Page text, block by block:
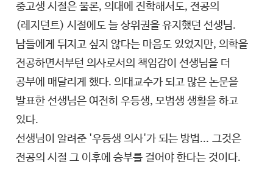
중고생 시절은 물론, 의대에 진학해서도, 전공의
(레지던트) 시절에도 늘 상위권을 유지했던 선생님.
남들에게 뒤지고 싶지 않다는 마음도 있었지만, 의학을
전공하면서부턴 의사로서의 책임감이 선생님을 더
공부에 매달리게 했다. 의대교수가 되고 많은 논문을
발표한 선생님은 여전히 우등생, 모범생 생활을 하고
있다.
선생님이 알려준 '우등생 의사'가 되는 방법... 그것은
전공의 시절 그 이후에 승부를 걸어야 한다는 것이다.